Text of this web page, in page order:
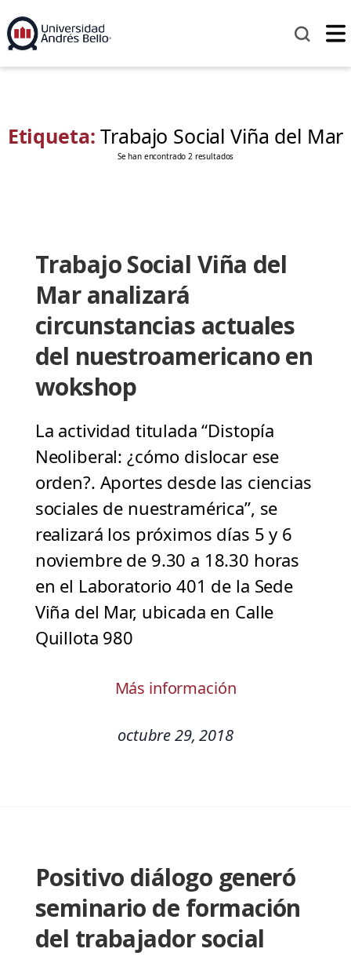
Etiqueta:Trabajo Social Viña del Mar
Se han encontrado 2 resultados
Trabajo Social Viña del
Mar analizará
circunstancias actuales
del nuestroamericano en
wokshop
La actividad titulada “Distopía
Neoliberal: ¿cómo dislocar ese
orden?. Aportes desde las ciencias
sociales de nuestramérica”, se
realizará los próximos días 5 y 6
noviembre de 9.30 a 18.30 horas
en el Laboratorio 401 de la Sede
Viña del Mar, ubicada en Calle
Quillota 980
Más información
octubre 29, 2018
Positivo diálogo generó
seminario de formación
del trabajador social